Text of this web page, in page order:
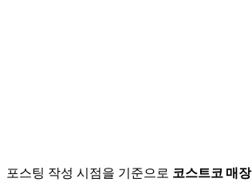
포스팅 작성 시점을 기준으로 코스트코 매